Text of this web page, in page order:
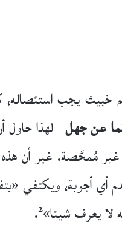
خبيث يجب
عن جهل– لهذا حاول
غير مُمحَّصة. غير أن
أجوبة، ويكتفي
لا يعرف شيئا»2
.